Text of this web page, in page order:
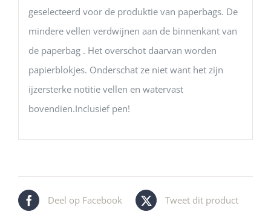
geselecteerd voor de produktie van paperbags. De
mindere vellen verdwijnen aan de binnenkant van
de paperbag . Het overschot daarvan worden
papierblokjes. Onderschat ze niet want het zijn
ijzersterke notitie vellen en watervast
bovendien.Inclusief pen!
Deel op Facebook Tweet dit product